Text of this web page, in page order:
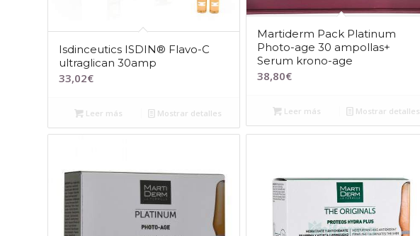
Isdinceutics ISDIN® Flavo-C
ultraglican 30amp
33,02€
Leer más Mostrar detalles
Martiderm Pack Platinum
Photo-age 30 ampollas+
Serum krono-age
38,80€
Leer más Mostrar detalles